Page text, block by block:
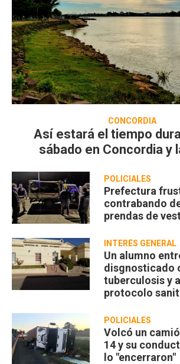
CONCORDIA
Así estará el tiempo
sábado en Concordia y
POLICIALES
Prefectura
contrabando
prendas de
INTERÉS GENERAL
Un alumno
disgnosticado
tuberculosis y
protocolo
POLICIALES
Volcó un
14 y su
lo "encerraron"